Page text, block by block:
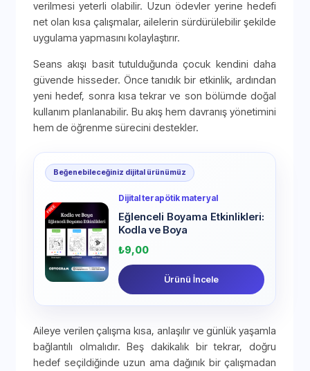
verilmesi yeterli olabilir. Uzun ödevler yerine hedefi
net olan kısa çalışmalar, ailelerin sürdürülebilir şekilde
uygulama yapmasını kolaylaştırır.
Seans akışı basit tutulduğunda çocuk kendini daha
güvende hisseder. Önce tanıdık bir etkinlik, ardından
yeni hedef, sonra kısa tekrar ve son bölümde doğal
kullanım planlanabilir. Bu akış hem davranış yönetimini
hem de öğrenme sürecini destekler.
Beğenebileceğiniz dijital ürünümüz
Dijital terapötik materyal
Eğlenceli Boyama Etkinlikleri:
Kodla ve Boya
₺9,00
Ürünü İncele
Aileye verilen çalışma kısa, anlaşılır ve günlük yaşamla
bağlantılı olmalıdır. Beş dakikalık bir tekrar, doğru
hedef seçildiğinde uzun ama dağınık bir çalışmadan